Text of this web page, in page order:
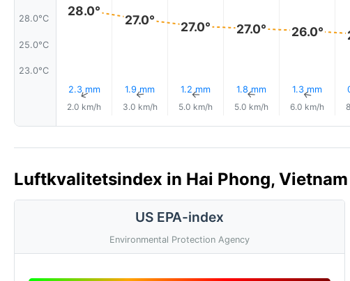
28.0°C
25.0°C
23.0°C
28.0°
2.3 mm
↑
2.0 km/h
27.0°
1.9 mm
↑
3.0 km/h
27.0°
1.2 mm
↑
5.0 km/h
27.0°
1.8 mm
↑
5.0 km/h
26.0°
1.3 mm
↑
6.0 km/h
Luftkvalitetsindex in Hai Phong,
US EPA-index
Environmental Protection Agency